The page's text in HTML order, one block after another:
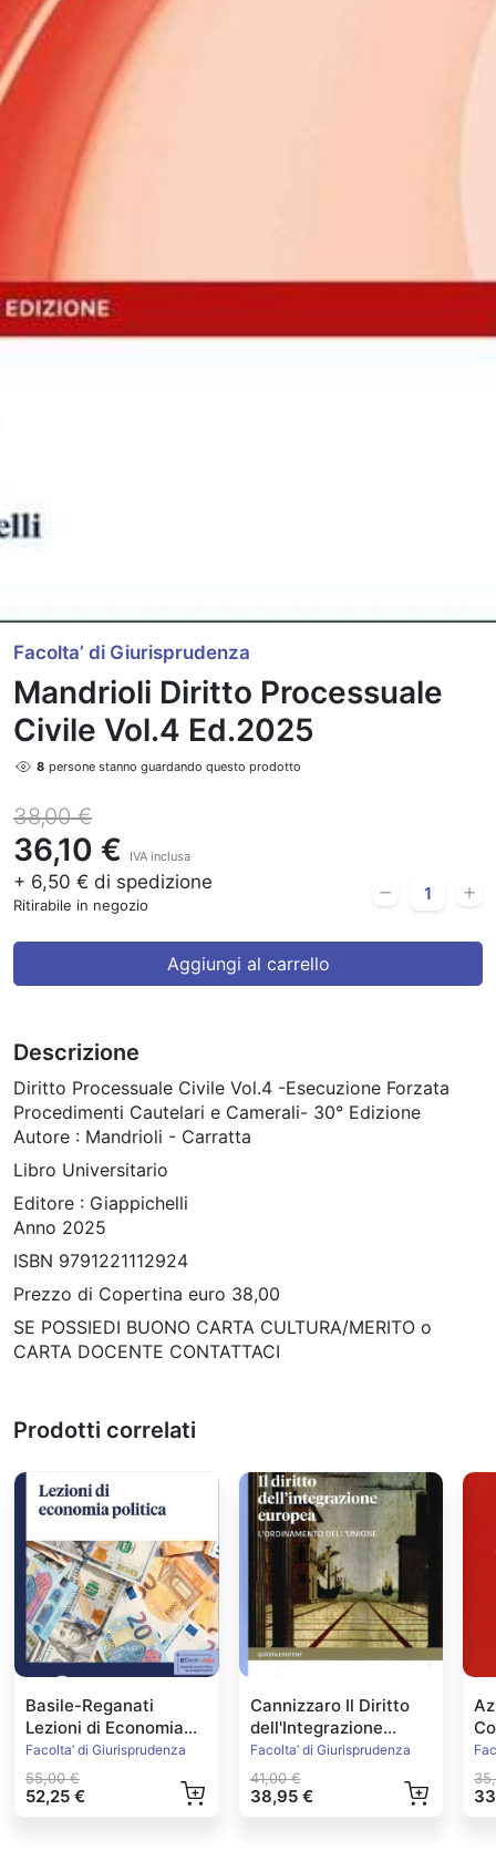
Facolta’ di Giurisprudenza
Mandrioli Diritto Processuale
Civile Vol.4 Ed.2025
8 persone stanno guardando questo prodotto
38,00 €
36,10 € IVA inclusa
+ 6,50 € di spedizione
Ritirabile in negozio
Aggiungi al carrello
Descrizione
Diritto Processuale Civile Vol.4 -Esecuzione Forzata
Procedimenti Cautelari e Camerali- 30° Edizione
Autore : Mandrioli - Carratta
Libro Universitario
Editore : Giappichelli
Anno 2025
ISBN 9791221112924
Prezzo di Copertina euro 38,00
SE POSSIEDI BUONO CARTA CULTURA/MERITO o
CARTA DOCENTE CONTATTACI
Prodotti correlati
Basile-Reganati
Lezioni di Economia
Politica
Facolta’ di Giurisprudenza
55,00 €
52,25 €
Cannizzaro Il Diritto
dell'Integrazione
Europea Ed.2022
Facolta’ di Giurisprudenza
41,00 €
38,95 €